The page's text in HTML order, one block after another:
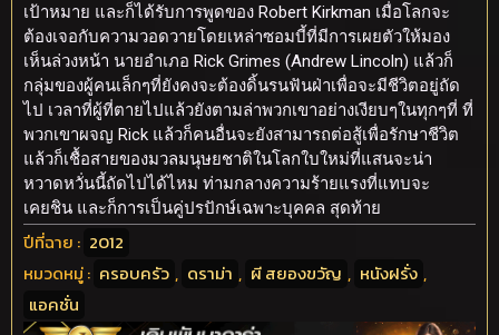
เป้าหมาย และก็ได้รับการพูดของ Robert Kirkman เมื่อโลกจะ
ต้องเจอกับความวอดวายโดยเหล่าซอมบี้ที่มีการเผยตัวให้มอง
เห็นล่วงหน้า นายอำเภอ Rick Grimes (Andrew Lincoln) แล้วก็
กลุ่มของผู้คนเล็กๆที่ยังคงจะต้องดิ้นรนฟันฝ่าเพื่อจะมีชีวิตอยู่ถัด
ไป เวลาที่ผู้ที่ตายไปแล้วยังตามล่าพวกเขาอย่างเงียบๆในทุกๆที่ ที่
พวกเขาผจญ Rick แล้วก็คนอื่นจะยังสามารถต่อสู้เพื่อรักษาชีวิต
แล้วก็เชื้อสายของมวลมนุษยชาติในโลกใบใหม่ที่แสนจะน่า
หวาดหวั่นนี้ถัดไปได้ไหม ท่ามกลางความร้ายแรงที่แทบจะ
เคยชิน และก็การเป็นคู่ปรปักษ์เฉพาะบุคคล สุดท้าย
ปีที่ฉาย : 2012
หมวดหมู่ : ครอบครัว , ดราม่า , ผี สยองขวัญ , หนังฝรั่ง ,
แอคชั่น